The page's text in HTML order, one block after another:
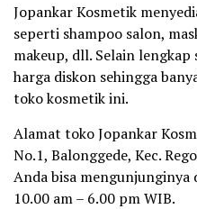
Jopankar Kosmetik
seperti shampoo salon,
makeup, dll. Selain
harga diskon sehingga
toko kosmetik ini.
Alamat toko Jopankar
No.1, Balonggede, Kec.
Anda bisa mengunjunginya
10.00 am – 6.00 pm WIB.